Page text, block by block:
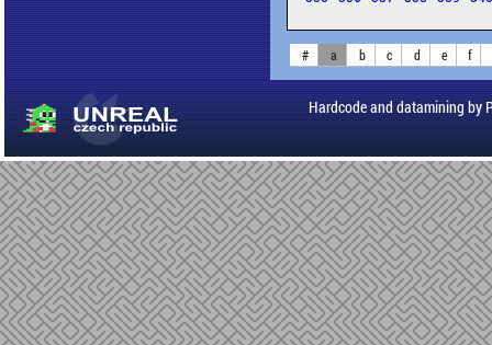
# a b c d e f
Hardcode and datamining by